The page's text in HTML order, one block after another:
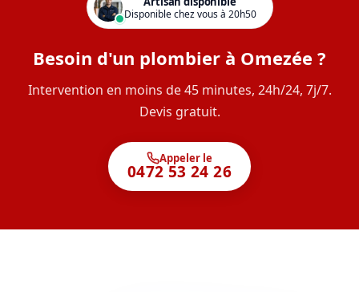
Disponible chez vous à 20h50
Besoin d'un plombier à Omezée ?
Intervention en moins de 45 minutes, 24h/24, 7j/7.
Devis gratuit.
Appeler le
0472 53 24 26